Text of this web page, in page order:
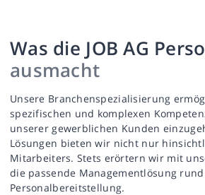
Was die JOB AG
ausmacht
Unsere Branchenspezialisierung
spezifischen und komplexen
unserer gewerblichen Kunden
Lösungen bieten wir nicht nur
Mitarbeiters. Stets erörtern wir mit
die passende Managementlösung
Personalbereitstellung.